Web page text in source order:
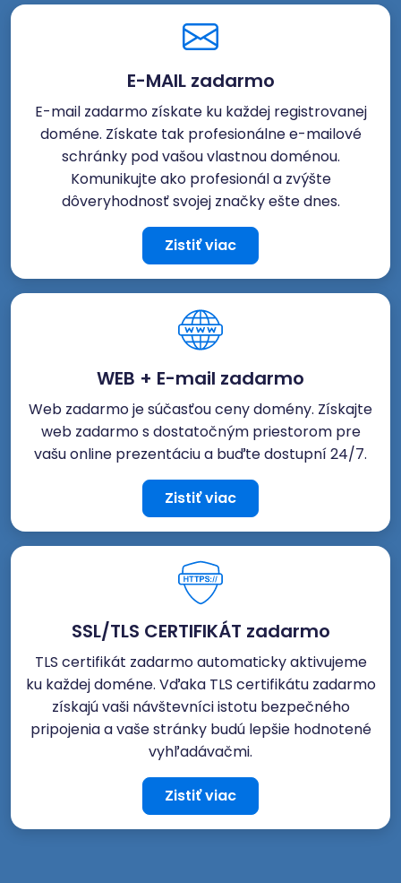
E-MAIL zadarmo
E-mail zadarmo získate ku každej registrovanej
doméne. Získate tak profesionálne e-mailové
schránky pod vašou vlastnou doménou.
Komunikujte ako profesionál a zvýšte
dôveryhodnosť svojej značky ešte dnes.
Zistiť viac
WEB + E-mail zadarmo
Web zadarmo je súčasťou ceny domény. Získajte
web zadarmo s dostatočným priestorom pre
vašu online prezentáciu a buďte dostupní 24/7.
Zistiť viac
SSL/TLS CERTIFIKÁT zadarmo
TLS certifikát zadarmo automaticky aktivujeme
ku každej doméne. Vďaka TLS certifikátu zadarmo
získajú vaši návštevníci istotu bezpečného
pripojenia a vaše stránky budú lepšie hodnotené
vyhľadávačmi.
Zistiť viac